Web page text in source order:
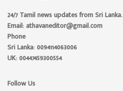
24/7 Tamil news updates from Sri Lanka.
Email: athavaneditor@gmail.com
Phone
Sri Lanka: 0094114063006
UK: 00447459300554
Follow Us